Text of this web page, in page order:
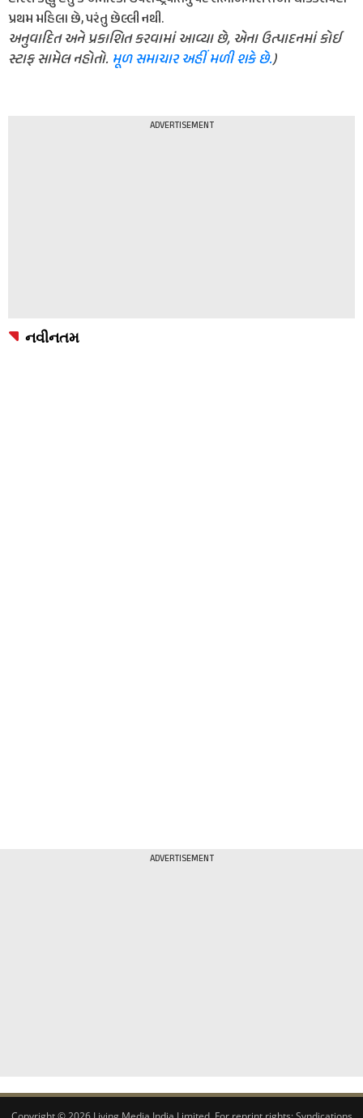
પ્રથમ મહિલા છે, પરંતુ છેલ્લી નથી.
અનુવાદિત અને પ્રકાશિત કરવામાં આવ્યા છે, એના ઉત્પાદનમાં કોઈ
સ્ટાફ સામેલ નહોતો. મૂળ સમાચાર અહીં મળી શકે છે.)
ADVERTISEMENT
નવીનતમ
ADVERTISEMENT